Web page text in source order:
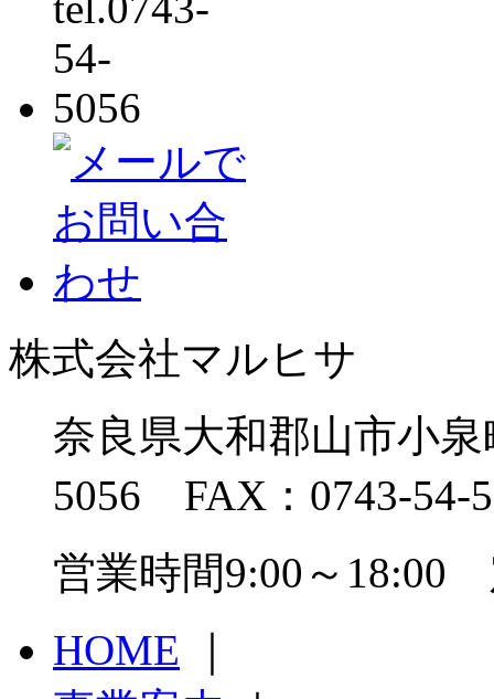
株式会社マルヒサ
奈良県大和郡山市小
5056 FAX：0743-54-
営業時間9:00～18:00
HOME